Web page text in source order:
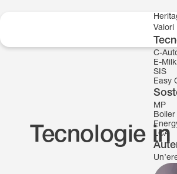
Valori
C-
E-Milk
SIS
Easy
MP
Boiler
LCA
Tecnologie